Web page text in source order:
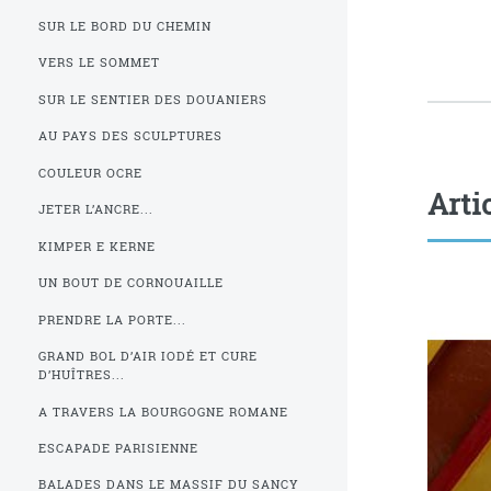
SUR LE BORD DU CHEMIN
VERS LE SOMMET
SUR LE SENTIER DES DOUANIERS
AU PAYS DES SCULPTURES
COULEUR OCRE
JETER L’ANCRE...
KIMPER E KERNE
UN BOUT DE CORNOUAILLE
PRENDRE LA PORTE...
GRAND BOL D’AIR IODÉ ET CURE
D’HUÎTRES...
A TRAVERS LA BOURGOGNE ROMANE
ESCAPADE PARISIENNE
BALADES DANS LE MASSIF DU SANCY